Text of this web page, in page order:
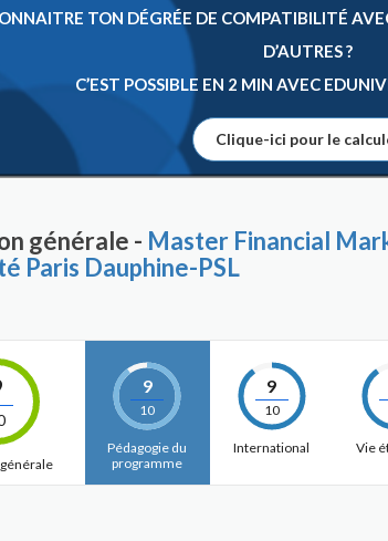
TON DÉGRÉE DE COMPATIBILITÉ
D’AUTRES ?
C’EST POSSIBLE EN 2 MIN AVEC
Clique-ici pour le
générale - Master Financial
Paris Dauphine-PSL
9
10
Pédagogie du
programme
9
10
International Vie